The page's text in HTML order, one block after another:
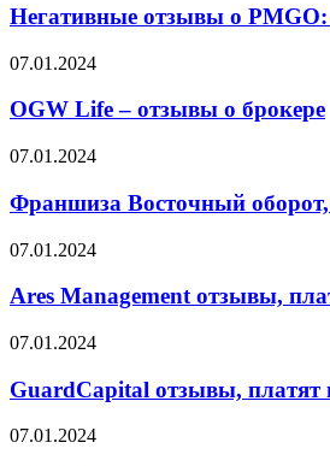
что
этом
партнёры
о
PMGO:
правда
или
миф?
Негативные отзывы о
OGW
–
о
07.01.2024
OGW Life – отзывы о брокере
Франшиза
оборот,
отзывы
07.01.2024
Франшиза Восточный
Ares
отзывы,
или
07.01.2024
Ares Management отзывы,
GuardCapital
платят
или
нет?
07.01.2024
GuardCapital отзывы, платят
Win4Trader
07.01.2024